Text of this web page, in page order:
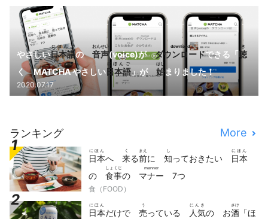
やさしい日本語
にほんご
の 音声
おんせい
(voice)がダウンロード
download
できる「聴
き
く MATCHA やさしい日本語
にほんご
」が 始
はじ
まりました！
2020.07.17
ランキング More
日本
にほん
へ 来
く
る前
まえ
に 知
し
っておきたい 日本
にほん
の 食事
しょくじ
の マナー
manner
7つ
食（FOOD）
日本
にほん
だけで 売
う
っている 人気
にんき
の お酒
さけ
「ほ